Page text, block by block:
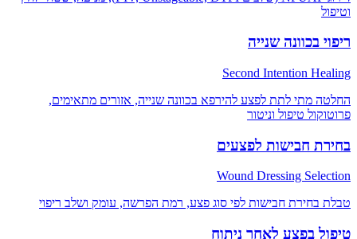
וטיפול
ריפוי בכוונה שנייה
Second Intention Healing
החלטה מתי לתת לפצע להירפא בכוונה שנייה, אזורים מתאימים,
פרוטוקול טיפול וניטור
בחירת חבישות לפצעים
Wound Dressing Selection
טבלת בחירת חבישות לפי סוג פצע, רמת הפרשה, עומק ושלב ריפוי
טיפול בפצע לאחר ניתוח